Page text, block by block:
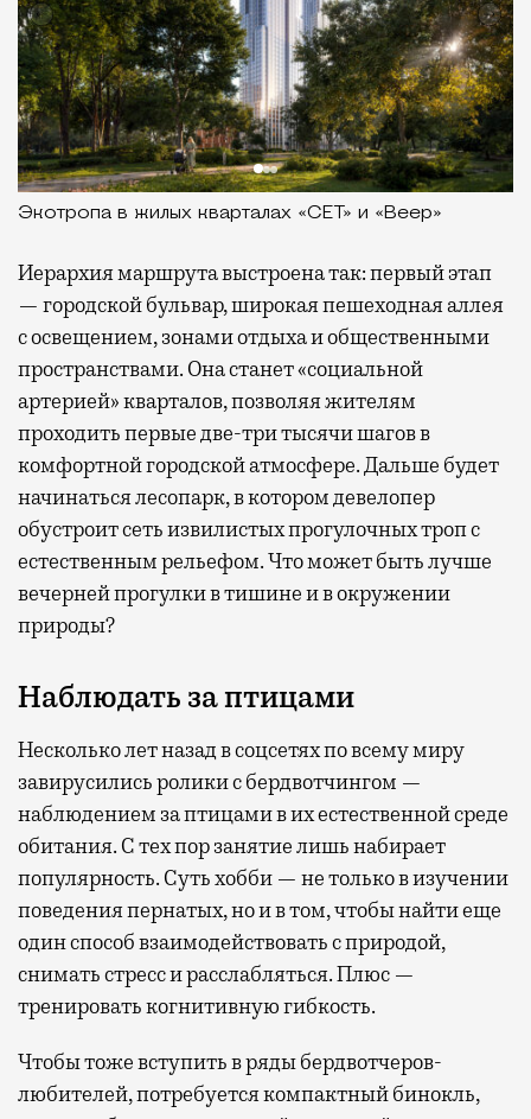
Экотропа в жилых кварталах «СЕТ» и «Веер»
Иерархия маршрута выстроена так: первый этап
— городской бульвар, широкая пешеходная аллея
с освещением, зонами отдыха и общественными
пространствами. Она станет «социальной
артерией» кварталов, позволяя жителям
проходить первые две-три тысячи шагов в
комфортной городской атмосфере. Дальше будет
начинаться лесопарк, в котором девелопер
обустроит сеть извилистых прогулочных троп с
естественным рельефом. Что может быть лучше
вечерней прогулки в тишине и в окружении
природы?
Наблюдать за птицами
Несколько лет назад в соцсетях по всему миру
завирусились ролики с бердвотчингом —
наблюдением за птицами в их естественной среде
обитания. С тех пор занятие лишь набирает
популярность. Суть хобби — не только в изучении
поведения пернатых, но и в том, чтобы найти еще
один способ взаимодействовать с природой,
снимать стресс и расслабляться. Плюс —
тренировать когнитивную гибкость.
Чтобы тоже вступить в ряды бердвотчеров-
любителей, потребуется компактный бинокль,